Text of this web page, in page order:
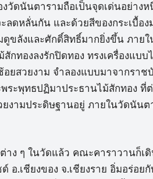
งวัดนันตารามถือเป็นจุดเด่นอย่าง
ดหลั่นกัน และด้วยสีของกระเบื้อ
ขลังและศักดิ์สิทธิ์มากยิ่งขึ้น ภายใ
กทองลงรักปิดทอง ทรงเครื่องแบ
ยสวยงาม จำลองแบบมาจากราช
ะพุทธปฏิมาประธานไม้สักทอง ที่
งามประดิษฐานอยู่ ภายในวัดนัน
าง ๆ ในวัดแล้ว คณะคาราวานก็เ
ด์ อ.เชียงของ จ.เชียงราย อิ่มอร่อ